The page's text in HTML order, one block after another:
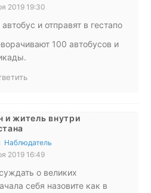
2019 19:30
и отправят в гестапо
100 автобусов и
и житель внутри
Наблюдатель
2019 16:49
о великих
себя назовите как в